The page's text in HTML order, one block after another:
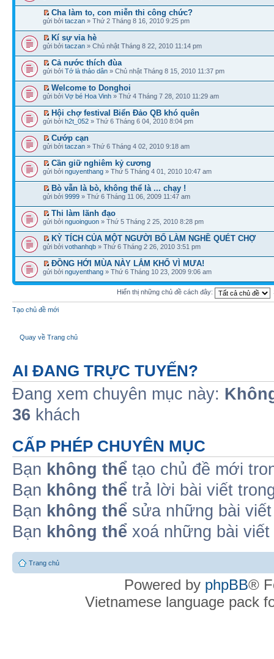
Cha làm to, con miễn thi công chức?
gửi bởi taczan » Thứ 2 Tháng 8 16, 2010 9:25 pm
Kí sự vỉa hè
gửi bởi taczan » Chủ nhật Tháng 8 22, 2010 11:14 pm
Cả nước thích đùa
gửi bởi Tớ là thảo dân » Chủ nhật Tháng 8 15, 2010 11:37 pm
Welcome to Donghoi
gửi bởi Vợ bé Hoa Vinh » Thứ 4 Tháng 7 28, 2010 11:29 am
Hội chợ festival Biển Đảo QB khó quên
gửi bởi h2t_052 » Thứ 6 Tháng 6 04, 2010 8:04 pm
Cướp cạn
gửi bởi taczan » Thứ 6 Tháng 4 02, 2010 9:18 am
Cần giữ nghiêm kỷ cương
gửi bởi nguyenthang » Thứ 5 Tháng 4 01, 2010 10:47 am
Bò vẫn là bò, không thể là ... chạy !
gửi bởi 9999 » Thứ 6 Tháng 11 06, 2009 11:47 am
Thi làm lãnh đạo
gửi bởi nguoinguon » Thứ 5 Tháng 2 25, 2010 8:28 pm
KỲ TÍCH CỦA MỘT NGƯỜI BỐ LÀM NGHỀ QUÉT CHỢ
gửi bởi vothanhqb » Thứ 6 Tháng 2 26, 2010 3:51 pm
ĐỒNG HỚI MÙA NÀY LẮM KHỔ VÌ MƯA!
gửi bởi nguyenthang » Thứ 6 Tháng 10 23, 2009 9:06 am
Hiển thị những chủ đề cách đây:
Tạo chủ đề mới
Quay về Trang chủ
AI ĐANG TRỰC TUYẾN?
Đang xem chuyên mục này:
36 khách
CẤP PHÉP CHUYÊN MỤC
Bạn không thể tạo chủ đề mới
Bạn không thể trả lời bài viết
Bạn không thể sửa những bài
Bạn không thể xoá những bài
Trang chủ
Powered by phpBB®
Vietnamese language pack